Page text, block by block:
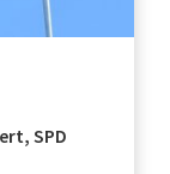
SPD